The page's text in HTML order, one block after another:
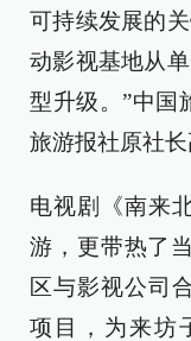
可持续发展的
动影视基地从
型升级。”中国
旅游报社原社长
电视剧《南来
游，更带热了
区与影视公司
项目，为来坊